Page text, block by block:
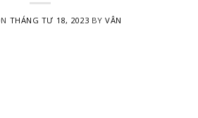
THÁNG TƯ 18, 2023 BYVÂN